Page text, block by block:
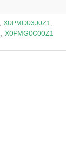
X0PMD0300Z1
X0PMG0C00Z1